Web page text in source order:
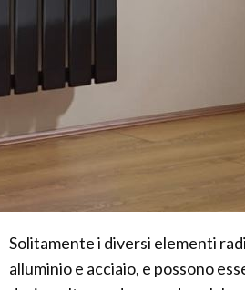
Solitamente i diversi elementi
alluminio e acciaio, e possono